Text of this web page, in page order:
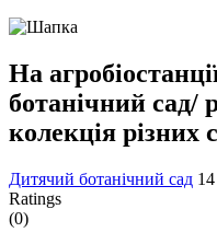
На
ботанічний сад/
колекція різних
Дитячий ботанічний сад
Ratings
(0)